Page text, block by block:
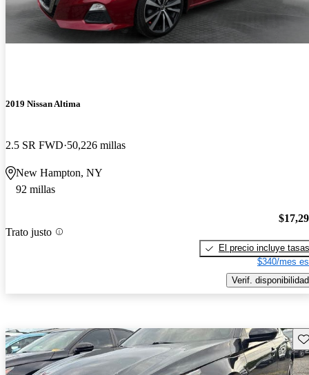
2019 Nissan Altima
2.5 SR FWD 50,226 millas
New Hampton, NY
92 millas
Trato justo
El precio incluye tasas
$340/mes
Verif. disponibilidad